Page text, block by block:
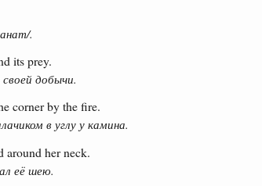
.
its prey.
своей добычи.
corner by the fire.
в углу у камина.
around her neck.
её шею.